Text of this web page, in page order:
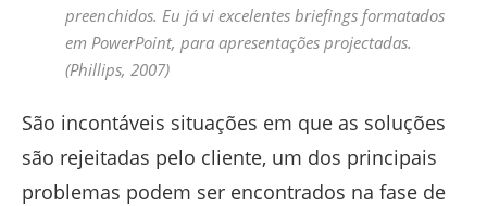
preenchidos. Eu já vi excelentes briefings formatados
em PowerPoint, para apresentações projectadas.
(Phillips, 2007)
São incontáveis situações em que as soluções
são rejeitadas pelo cliente, um dos principais
problemas podem ser encontrados na fase de